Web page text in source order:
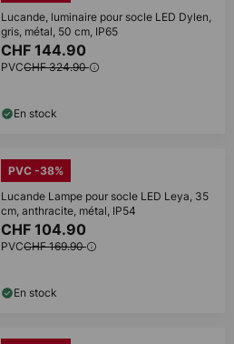
Lucande, luminaire pour socle LED Dylen,
gris, métal, 50 cm, IP65
CHF 144.90
PVCCHF 324.90
En stock
PVC -38%
Lucande Lampe pour socle LED Leya, 35
cm, anthracite, métal, IP54
CHF 104.90
PVCCHF 169.90
En stock